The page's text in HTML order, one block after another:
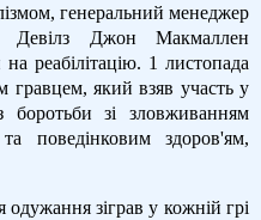
генеральний менеджер
Девілз Джон Макмаллен
реабілітацію. 1 листопада
який взяв участь у
боротьби зі зловживанням
поведінковим здоров'ям,
зіграв у кожній грі